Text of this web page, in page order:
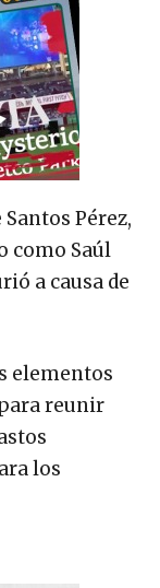
Pérez,
como Saúl
a causa de
elementos
reunir
los